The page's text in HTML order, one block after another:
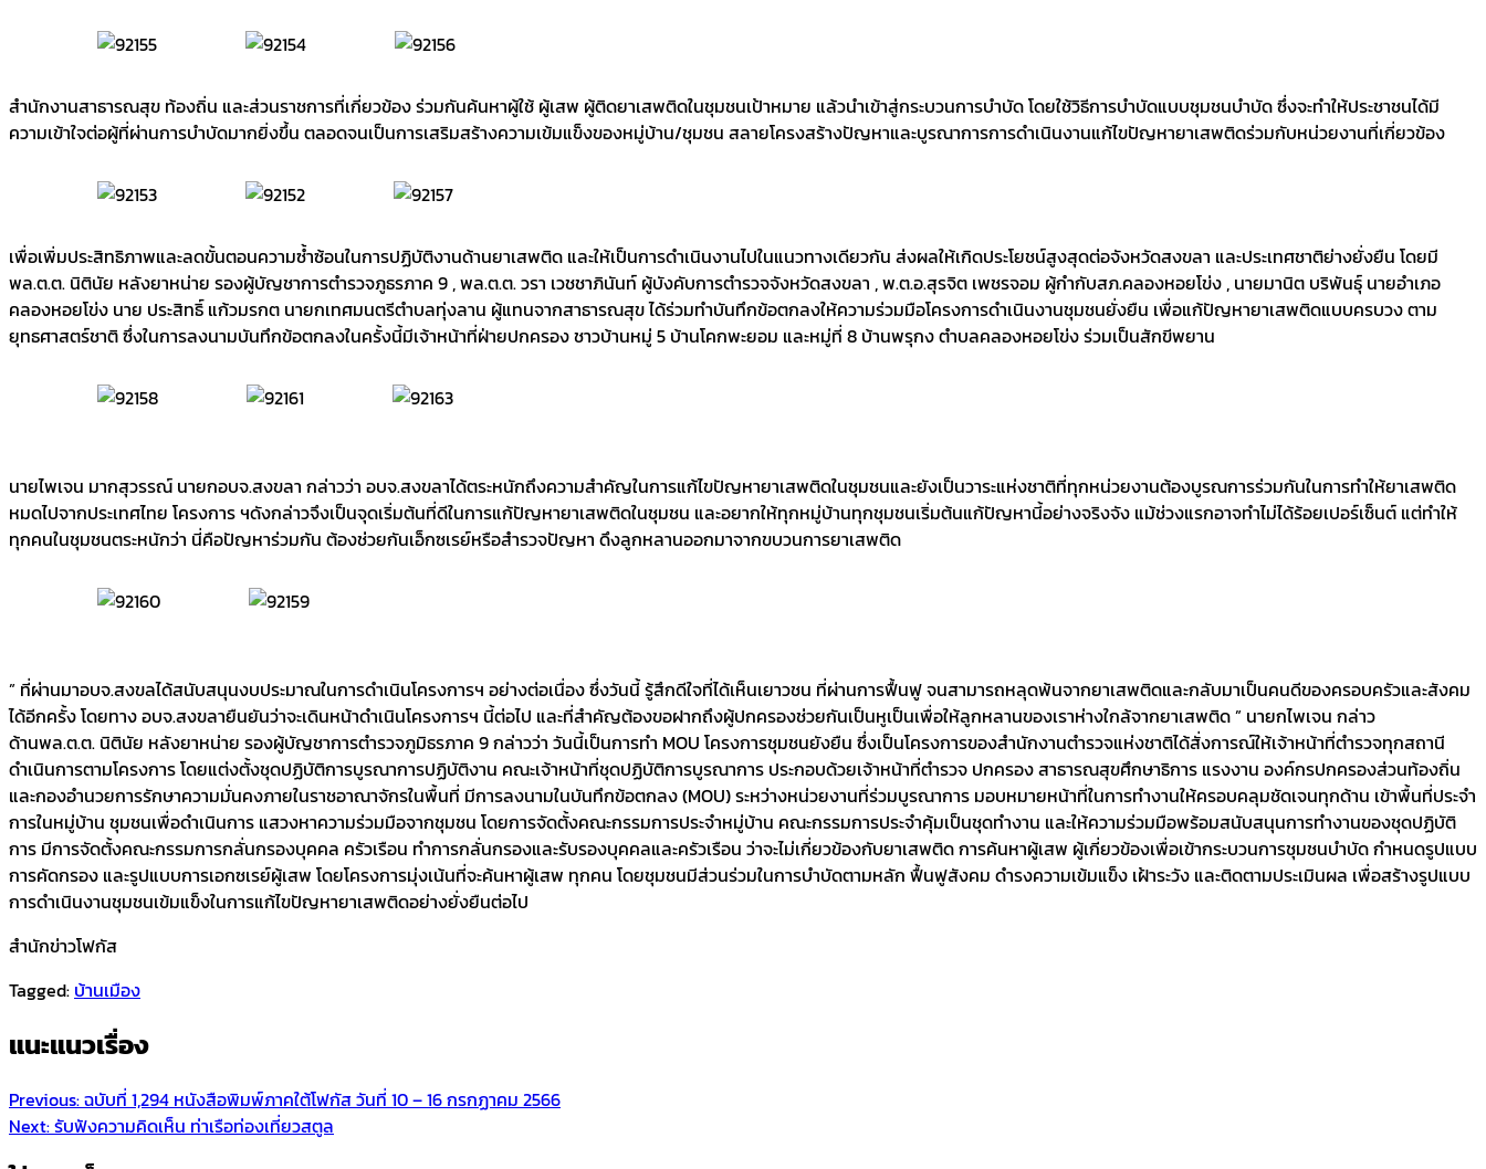
สำนักงานสาธารณสุข ท้องถิ่น และส่วนราชการที่เกี่ยวข้อง ร่วมกันค้นหาผู้ใช้ ผู้เสพ ผู้ติดยาเสพติดในชุมชนเป้าหมาย แล้วนำเข้าสู่กระบวนการบำบัด โดยใช้วิธีการบำบัดแบบชุมชนบำบัด ซึ่งจะทำให้ประชาชนได้มี
ความเข้าใจต่อผู้ที่ผ่านการบำบัดมากยิ่งขึ้น ตลอดจนเป็นการเสริมสร้างความเข้มแข็งของหมู่บ้าน/ชุมชน สลายโครงสร้างปัญหาและบูรณาการการดำเนินงานแก้ไขปัญหายาเสพติดร่วมกับหน่วยงานที่เกี่ยวข้อง
เพื่อเพิ่มประสิทธิภาพและลดขั้นตอนความซ้ำซ้อนในการปฏิบัติงานด้านยาเสพติด และให้เป็นการดำเนินงานไปในแนวทางเดียวกัน ส่งผลให้เกิดประโยชน์สูงสุดต่อจังหวัดสงขลา และประเทศชาติย่างยั่งยืน โดยมี
พล.ต.ต. นิตินัย หลังยาหน่าย รองผู้บัญชาการตำรวจภูธรภาค 9 , พล.ต.ต. วรา เวชชาภินันท์ ผู้บังคับการตำรวจจังหวัดสงขลา , พ.ต.อ.สุรจิต เพชรจอม ผู้กำกับสภ.คลองหอยโข่ง , นายมานิต บริพันธุ์ นายอำเภอ
คลองหอยโข่ง นาย ประสิทธิ์ แก้วมรกต นายกเทศมนตรีตำบลทุ่งลาน ผู้แทนจากสาธารณสุข ได้ร่วมทำบันทึกข้อตกลงให้ความร่วมมือโครงการดำเนินงานชุมชนยั่งยืน เพื่อแก้ปัญหายาเสพติดแบบครบวง ตาม
ยุทธศาสตร์ชาติ ซึ่งในการลงนามบันทึกข้อตกลงในครั้งนี้มีเจ้าหน้าที่ฝ่ายปกครอง ชาวบ้านหมู่ 5 บ้านโคกพะยอม และหมู่ที่ 8 บ้านพรุกง ตำบลคลองหอยโข่ง ร่วมเป็นสักขีพยาน
นายไพเจน มากสุวรรณ์ นายกอบจ.สงขลา กล่าวว่า อบจ.สงขลาได้ตระหนักถึงความสำคัญในการแก้ไขปัญหายาเสพติดในชุมชนและยังเป็นวาระแห่งชาติที่ทุกหน่วยงานต้องบูรณการร่วมกันในการทำให้ยาเสพติด
หมดไปจากประเทศไทย โครงการ ฯดังกล่าวจึงเป็นจุดเริ่มต้นที่ดีในการแก้ปัญหายาเสพติดในชุมชน และอยากให้ทุกหมู่บ้านทุกชุมชนเริ่มต้นแก้ปัญหานี้อย่างจริงจัง แม้ช่วงแรกอาจทำไม่ได้ร้อยเปอร์เซ็นต์ แต่ทำให้
ทุกคนในชุมชนตระหนักว่า นี่คือปัญหาร่วมกัน ต้องช่วยกันเอ็กซเรย์หรือสำรวจปัญหา ดึงลูกหลานออกมาจากขบวนการยาเสพติด
” ที่ผ่านมาอบจ.สงขลได้สนับสนุนงบประมาณในการดำเนินโครงการฯ อย่างต่อเนื่อง ซึ่งวันนี้ รู้สึกดีใจที่ได้เห็นเยาวชน ที่ผ่านการฟื้นฟู จนสามารถหลุดพ้นจากยาเสพติดและกลับมาเป็นคนดีของครอบครัวและสังคม
ได้อีกครั้ง โดยทาง อบจ.สงขลายืนยันว่าจะเดินหน้าดำเนินโครงการฯ นี้ต่อไป และที่สำคัญต้องขอฝากถึงผู้ปกครองช่วยกันเป็นหูเป็นเพื่อให้ลูกหลานของเราห่างใกล้จากยาเสพติด ” นายกไพเจน กล่าว
ด้านพล.ต.ต. นิตินัย หลังยาหน่าย รองผู้บัญชาการตำรวจภูมิธรภาค 9 กล่าวว่า วันนี้เป็นการทำ MOU โครงการชุมชนยังยืน ซึ่งเป็นโครงการของสำนักงานตำรวจแห่งชาติได้สั่งการณ์ให้เจ้าหน้าที่ตำรวจทุกสถานี
ดำเนินการตามโครงการ โดยแต่งตั้งชุดปฏิบัติการบูรณาการปฏิบัติงาน คณะเจ้าหน้าที่ชุดปฏิบัติการบูรณาการ ประกอบด้วยเจ้าหน้าที่ตำรวจ ปกครอง สาธารณสุขศึกษาธิการ แรงงาน องค์กรปกครองส่วนท้องถิ่น
และกองอำนวยการรักษาความมั่นคงภายในราชอาณาจักรในพื้นที่ มีการลงนามในบันทึกข้อตกลง (MOU) ระหว่างหน่วยงานที่ร่วมบูรณาการ มอบหมายหน้าที่ในการทำงานให้ครอบคลุมชัดเจนทุกด้าน เข้าพื้นที่ประจำ
การในหมู่บ้าน ชุมชนเพื่อดำเนินการ แสวงหาความร่วมมือจากชุมชน โดยการจัดตั้งคณะกรรมการประจำหมู่บ้าน คณะกรรมการประจำคุ้มเป็นชุดทำงาน และให้ความร่วมมือพร้อมสนับสนุนการทำงานของชุดปฏิบัติ
การ มีการจัดตั้งคณะกรรมการกลั่นกรองบุคคล ครัวเรือน ทำการกลั่นกรองและรับรองบุคคลและครัวเรือน ว่าจะไม่เกี่ยวข้องกับยาเสพติด การค้นหาผู้เสพ ผู้เกี่ยวข้องเพื่อเข้ากระบวนการชุมชนบำบัด กำหนดรูปแบบ
การคัดกรอง และรูปแบบการเอกซเรย์ผู้เสพ โดยโครงการมุ่งเน้นที่จะค้นหาผู้เสพ ทุกคน โดยชุมชนมีส่วนร่วมในการบำบัดตามหลัก ฟื้นฟูสังคม ดำรงความเข้มแข็ง เฝ้าระวัง และติดตามประเมินผล เพื่อสร้างรูปแบบ
การดำเนินงานชุมชนเข้มแข็งในการแก้ไขปัญหายาเสพติดอย่างยั่งยืนต่อไป
สำนักข่าวโฟกัส
Tagged: บ้านเมือง
แนะแนวเรื่อง
Previous:ฉบับที่ 1,294 หนังสือพิมพ์ภาคใต้โฟกัส วันที่ 10 – 16 กรกฏาคม 2566
Next:รับฟังความคิดเห็น ท่าเรือท่องเที่ยวสตูล